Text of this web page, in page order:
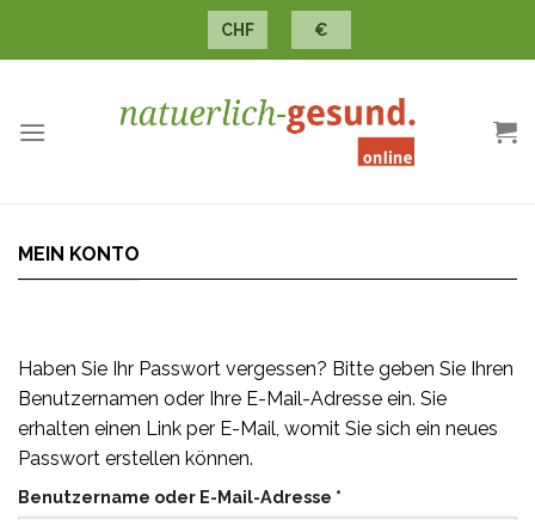
CHF €
MEIN KONTO
Haben Sie Ihr Passwort vergessen? Bitte geben Sie Ihren
Benutzernamen oder Ihre E-Mail-Adresse ein. Sie
erhalten einen Link per E-Mail, womit Sie sich ein neues
Passwort erstellen können.
Benutzername oder E-Mail-Adresse *